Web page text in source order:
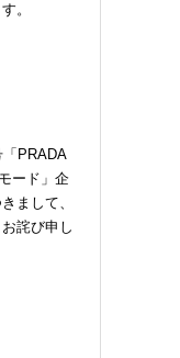
。
PRADA
ード」企
まして、
詫び申し